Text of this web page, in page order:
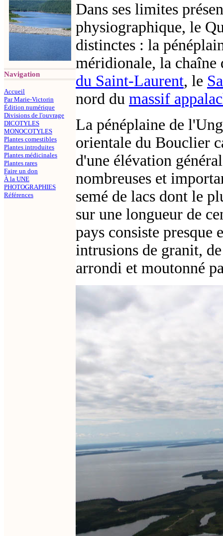
Navigation
Accueil
Par Marie-Victorin
Édition numérique
Divisions de l'ouvrage
DICOTYLES
MONOCOTYLES
Plantes comestibles
Plantes introduites
Plantes médicinales
Plantes rares
Faire un don
À la UNE
PHOTOGRAPHIES
Références
Dans ses limites
physiographique, le
distinctes : la
méridionale, la chaîne
du Saint-Laurent, le
nord du massif
La pénéplaine de
orientale du Bouclier
d'une élévation
nombreuses et
semé de lacs dont le
sur une longueur de
pays consiste presque
intrusions de granit,
arrondi et moutonné